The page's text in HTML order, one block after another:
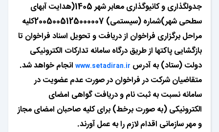
جدولگذاری و کانیوگذاری معابر شهر 1405(هدایت آبهای
سطحی شهر)شماره (سیستمی)
2005005125000007کلیه
مراحل برگزاری فراخوان از دریافت و تحویل اسناد فراخوان تا
بازگشایی پاکت­ها از طریق درگاه سامانه تدارکات الکترونیکی
دولت (ستاد) به آدرس www.setadiran.ir انجام خواهد شد.
متقاضیان شرکت در فراخوان در صورت عدم عضویت در
سامانه نسبت به ثبت نام و دریافت گواهی امضای
الکترونیکی (به صورت برخط) برای کلیه صاحبان امضای مجاز
و مهر سازمانی اقدام لازم را به عمل آورند.